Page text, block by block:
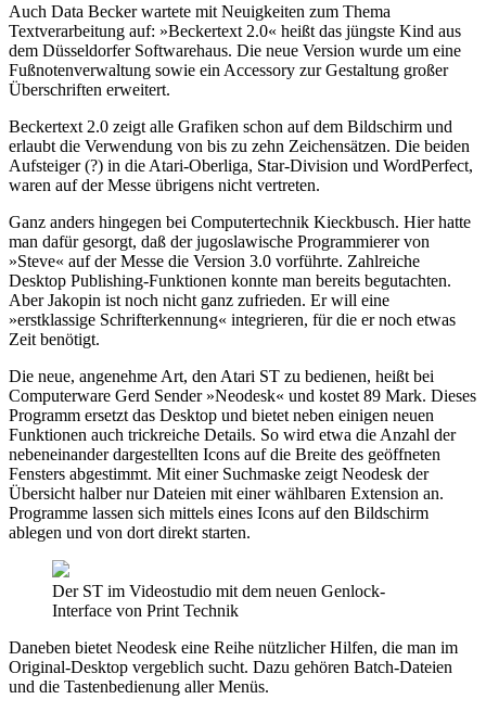
Auch Data Becker wartete mit Neuigkeiten zum Thema
Textverarbeitung auf: »Beckertext 2.0« heißt das jüngste Kind aus
dem Düsseldorfer Softwarehaus. Die neue Version wurde um eine
Fußnotenverwaltung sowie ein Accessory zur Gestaltung großer
Überschriften erweitert.
Beckertext 2.0 zeigt alle Grafiken schon auf dem Bildschirm und
erlaubt die Verwendung von bis zu zehn Zeichensätzen. Die beiden
Aufsteiger (?) in die Atari-Oberliga, Star-Division und WordPerfect,
waren auf der Messe übrigens nicht vertreten.
Ganz anders hingegen bei Computertechnik Kieckbusch. Hier hatte
man dafür gesorgt, daß der jugoslawische Programmierer von
»Steve« auf der Messe die Version 3.0 vorführte. Zahlreiche
Desktop Publishing-Funktionen konnte man bereits begutachten.
Aber Jakopin ist noch nicht ganz zufrieden. Er will eine
»erstklassige Schrifterkennung« integrieren, für die er noch etwas
Zeit benötigt.
Die neue, angenehme Art, den Atari ST zu bedienen, heißt bei
Computerware Gerd Sender »Neodesk« und kostet 89 Mark. Dieses
Programm ersetzt das Desktop und bietet neben einigen neuen
Funktionen auch trickreiche Details. So wird etwa die Anzahl der
nebeneinander dargestellten Icons auf die Breite des geöffneten
Fensters abgestimmt. Mit einer Suchmaske zeigt Neodesk der
Übersicht halber nur Dateien mit einer wählbaren Extension an.
Programme lassen sich mittels eines Icons auf den Bildschirm
ablegen und von dort direkt starten.
Der ST im Videostudio mit dem neuen Genlock-
Interface von Print Technik
Daneben bietet Neodesk eine Reihe nützlicher Hilfen, die man im
Original-Desktop vergeblich sucht. Dazu gehören Batch-Dateien
und die Tastenbedienung aller Menüs.